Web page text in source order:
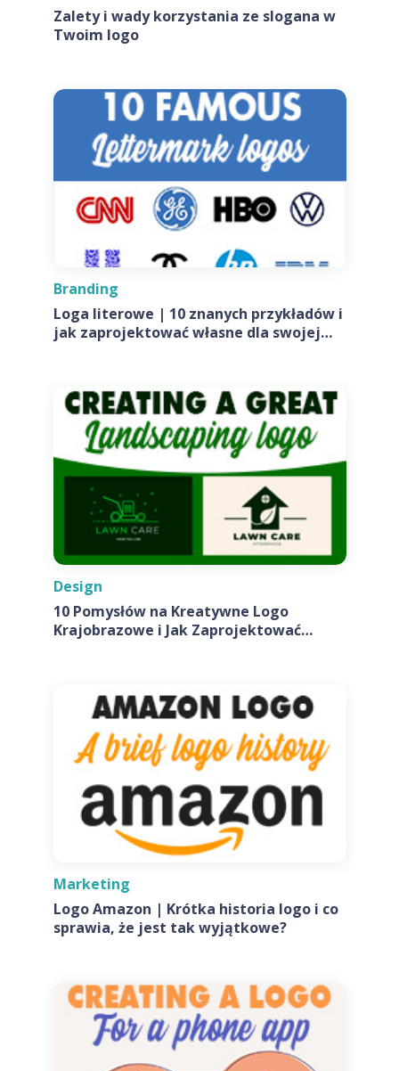
Zalety i wady korzystania ze slogana w
Twoim logo
Branding
Loga literowe | 10 znanych przykładów i
jak zaprojektować własne dla swojej
Design
10 Pomysłów na Kreatywne Logo
Krajobrazowe i Jak Zaprojektować
Marketing
Logo Amazon | Krótka historia logo i co
sprawia, że jest tak wyjątkowe?